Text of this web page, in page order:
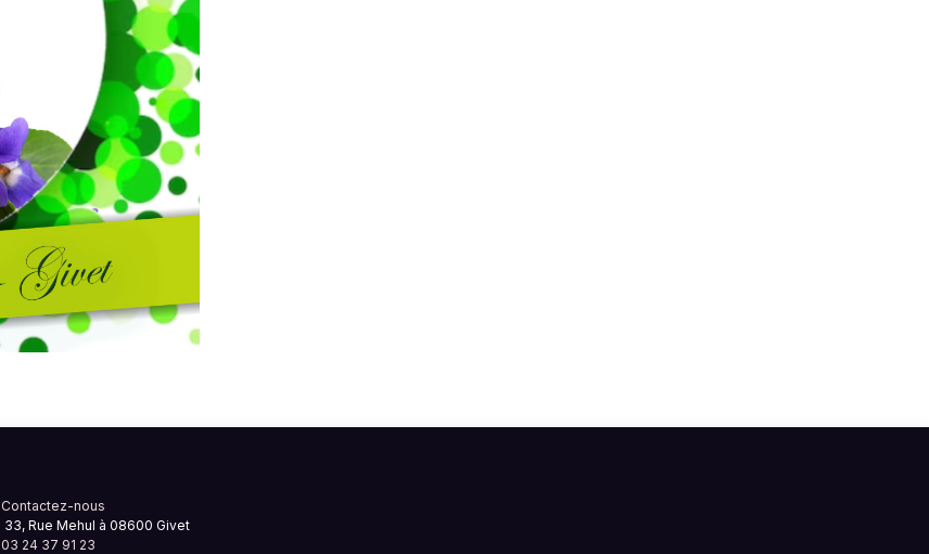
Contactez-nous
33, Rue Mehul à 08600 Givet
03 24 37 91 23